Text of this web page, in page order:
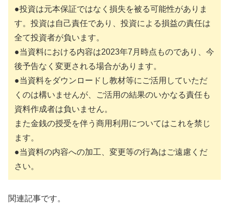
●投資は元本保証ではなく損失を被る可能性がありま
す。投資は自己責任であり、投資による損益の責任は
全て投資者が負います。
●当資料における内容は2023年7月時点ものであり、今
後予告なく変更される場合があります。
●当資料をダウンロードし教材等にご活用していただ
くのは構いませんが、ご活用の結果のいかなる責任も
資料作成者は負いません。
また金銭の授受を伴う商用利用についてはこれを禁じ
ます。
●当資料の内容への加工、変更等の行為はご遠慮くだ
さい。
関連記事です。